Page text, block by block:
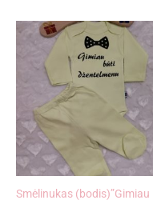
Smėlinukas (bodis)”Gimiau